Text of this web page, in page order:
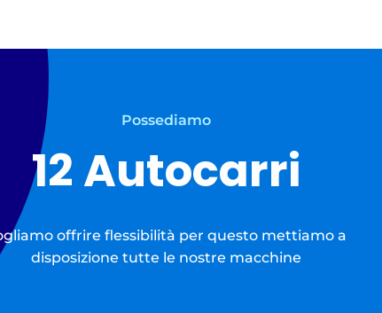
Possediamo
12 Autocarri
offrire flessibilità per questo mettiamo a
disposizione tutte le nostre macchine